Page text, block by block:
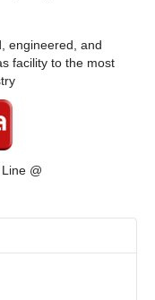
engineered, and
facility to the most
@